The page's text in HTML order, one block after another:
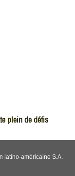
plein de défis
latino-américaine S.A.